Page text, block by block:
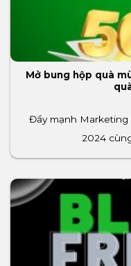
Mở bung hộp quà
Đẩy mạnh Marketing
2024